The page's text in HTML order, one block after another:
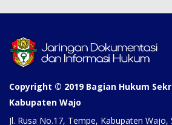
Copyright © 2019 Bagian Hukum
Kabupaten Wajo
Jl. Rusa No.17, Tempe, Kabupaten Wajo,